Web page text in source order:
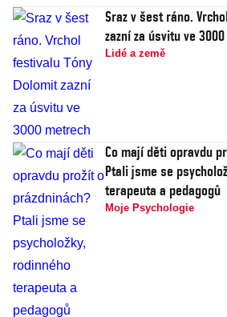
Sraz v šest ráno.
zazní za úsvitu ve
Lidé a země
Co mají děti opravdu
Ptali jsme se
terapeuta a pedagogů
Moje Psychologie